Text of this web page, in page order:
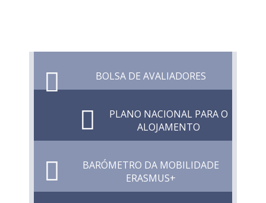
BOLSA DE AVALIADORES
PLANO NACIONAL PARA O
ALOJAMENTO
BARÓMETRO DA MOBILIDADE
ERASMUS+